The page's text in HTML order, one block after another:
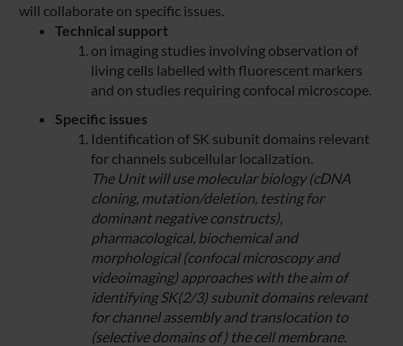
will collaborate on specific issues.
Technical support
on imaging studies involving observation of
living cells labelled with fluorescent markers
and on studies requiring confocal microscope.
Specific issues
Identification of SK subunit domains relevant
for channels subcellular localization.
The Unit will use molecular biology (cDNA
cloning, mutation/deletion, testing for
dominant negative constructs),
pharmacological, biochemical and
morphological (confocal microscopy and
videoimaging) approaches with the aim of
identifying SK(2/3) subunit domains relevant
for channel assembly and translocation to
(selective domains of ) the cell membrane.